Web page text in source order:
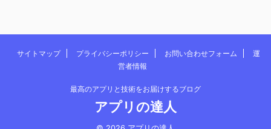
サイトマップ プライバシーポリシー お問い合わせフォーム
運
営者情報
最高のアプリと技術をお届けするブログ
アプリの達人